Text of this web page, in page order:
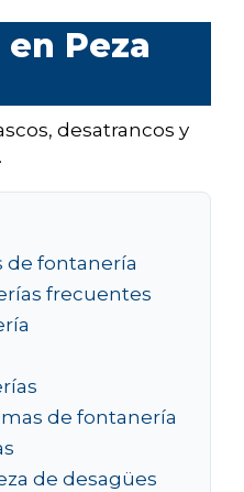
Peza
desatrancos y
de fontanería
frecuentes
de fontanería
de desagües